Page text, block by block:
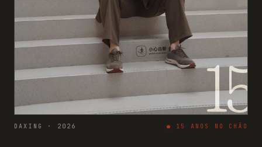
15
DAXING · 2026 ● 15 ANOS NO CHÃO